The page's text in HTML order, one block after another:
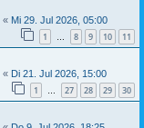
« Mi 29. Jul 2026, 05:00
1 … 8 9 10 11
« Di 21. Jul 2026, 15:00
1 … 27 28 29 30